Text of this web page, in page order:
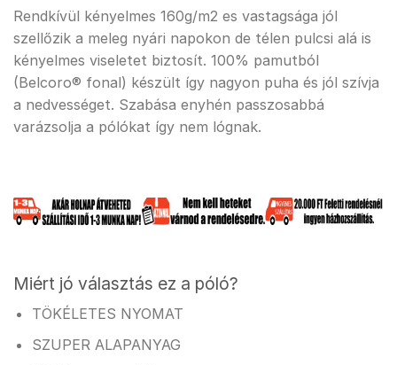
Rendkívül kényelmes 160g/m2 es vastagsága jól
szellőzik a meleg nyári napokon de télen pulcsi alá is
kényelmes viseletet biztosít. 100% pamutból
(Belcoro® fonal) készült így nagyon puha és jól szívja
a nedvességet. Szabása enyhén passzosabbá
varázsolja a pólókat így nem lógnak.
Miért jó választás ez a póló?
TÖKÉLETES NYOMAT
SZUPER ALAPANYAG